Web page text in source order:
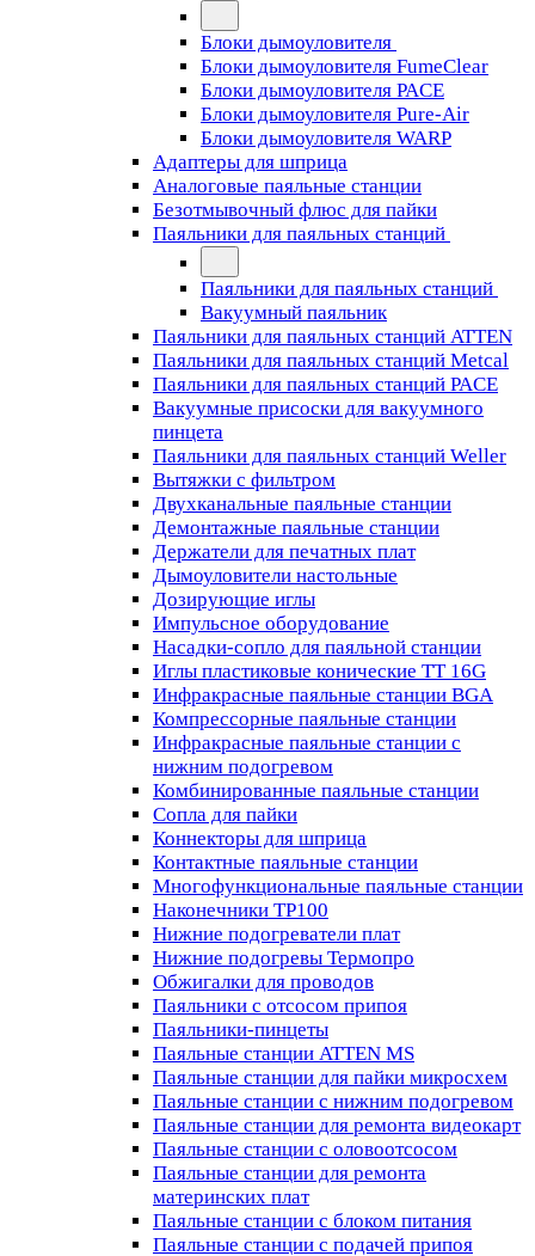
Блоки дымоуловителя
Блоки дымоуловителя FumeClear
Блоки дымоуловителя PACE
Блоки дымоуловителя Pure-Air
Блоки дымоуловителя WARP
Адаптеры для шприца
Аналоговые паяльные станции
Безотмывочный флюс для пайки
Паяльники для паяльных станций
Паяльники для паяльных станций
Вакуумный паяльник
Паяльники для паяльных станций ATTEN
Паяльники для паяльных станций Metcal
Паяльники для паяльных станций PACE
Вакуумные присоски для вакуумного
пинцета
Паяльники для паяльных станций Weller
Вытяжки с фильтром
Двухканальные паяльные станции
Демонтажные паяльные станции
Держатели для печатных плат
Дымоуловители настольные
Дозирующие иглы
Импульсное оборудование
Насадки-сопло для паяльной станции
Иглы пластиковые конические TT 16G
Инфракрасные паяльные станции BGA
Компрессорные паяльные станции
Инфракрасные паяльные станции с
нижним подогревом
Комбинированные паяльные станции
Сопла для пайки
Коннекторы для шприца
Контактные паяльные станции
Многофункциональные паяльные станции
Наконечники TP100
Нижние подогреватели плат
Нижние подогревы Термопро
Обжигалки для проводов
Паяльники с отсосом припоя
Паяльники-пинцеты
Паяльные станции ATTEN MS
Паяльные станции для пайки микросхем
Паяльные станции с нижним подогревом
Паяльные станции для ремонта видеокарт
Паяльные станции с оловоотсосом
Паяльные станции для ремонта
материнских плат
Паяльные станции с блоком питания
Паяльные станции с подачей припоя